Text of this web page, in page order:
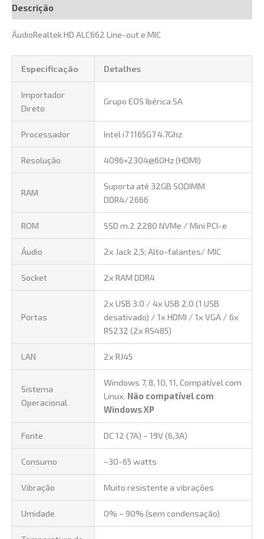
Descrição
ÁudioRealtek HD ALC662 Line-out e MIC
Especificação Detalhes
Importador
Direto
Grupo EOS Ibérica SA
Processador Intel i7 1165G7 4.7Ghz
Resolução 4096×2304@60Hz (HDMI)
RAM
Suporta até 32GB SODIMM
DDR4/2666
ROM SSD m.2 2280 NVMe / Mini PCI-e
Áudio 2x Jack 2,5; Alto-falantes/ MIC
Socket 2x RAM DDR4
Portas
2x USB 3.0 / 4x USB 2.0 (1 USB
desativado) / 1x HDMI / 1x VGA / 6x
RS232 (2x RS485)
LAN 2x RJ45
Sistema
Operacional
Windows 7, 8, 10, 11, Compatível com
Linux. Não compatível com
Windows XP
Fonte DC 12 (7A) ~ 19V (6,3A)
Consumo ~30-65 watts
Vibração Muito resistente a vibrações
Umidade 0% ~ 90% (sem condensação)